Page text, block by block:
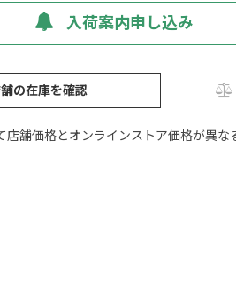
入荷案内申し込み
の在庫を確認
舗価格とオンラインストア価格が異な